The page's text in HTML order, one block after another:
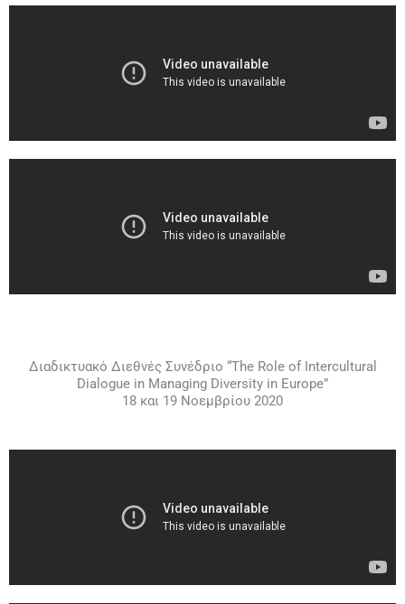
Διαδικτυακό Διεθνές Συνέδριο “The Role of Intercultural
Dialogue in Managing Diversity in Europe”
18 και 19 Νοεμβρίου 2020